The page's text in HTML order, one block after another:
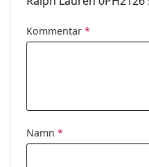
Kommentar *
Namn *